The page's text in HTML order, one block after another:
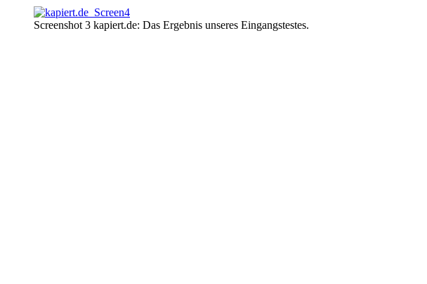
Screenshot 3 kapiert.de: Das Ergebnis unseres Eingangstestes.